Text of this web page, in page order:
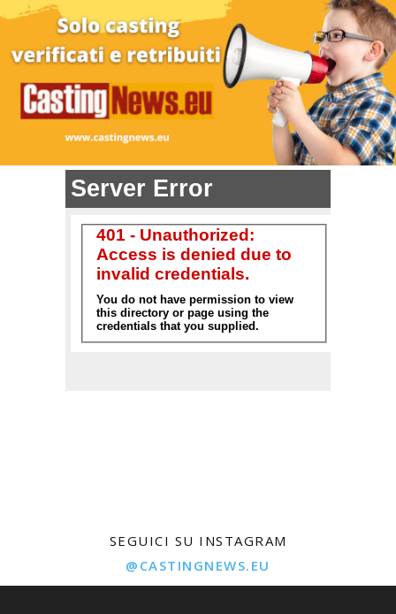
SEGUICI SU INSTAGRAM
@CASTINGNEWS.EU